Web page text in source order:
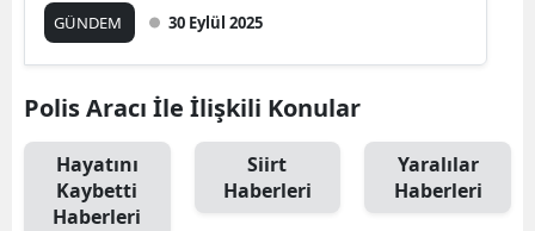
GÜNDEM 30 Eylül 2025
Polis Aracı İle İlişkili Konular
Hayatını
Kaybetti
Haberleri
Siirt
Haberleri
Yaralılar
Haberleri